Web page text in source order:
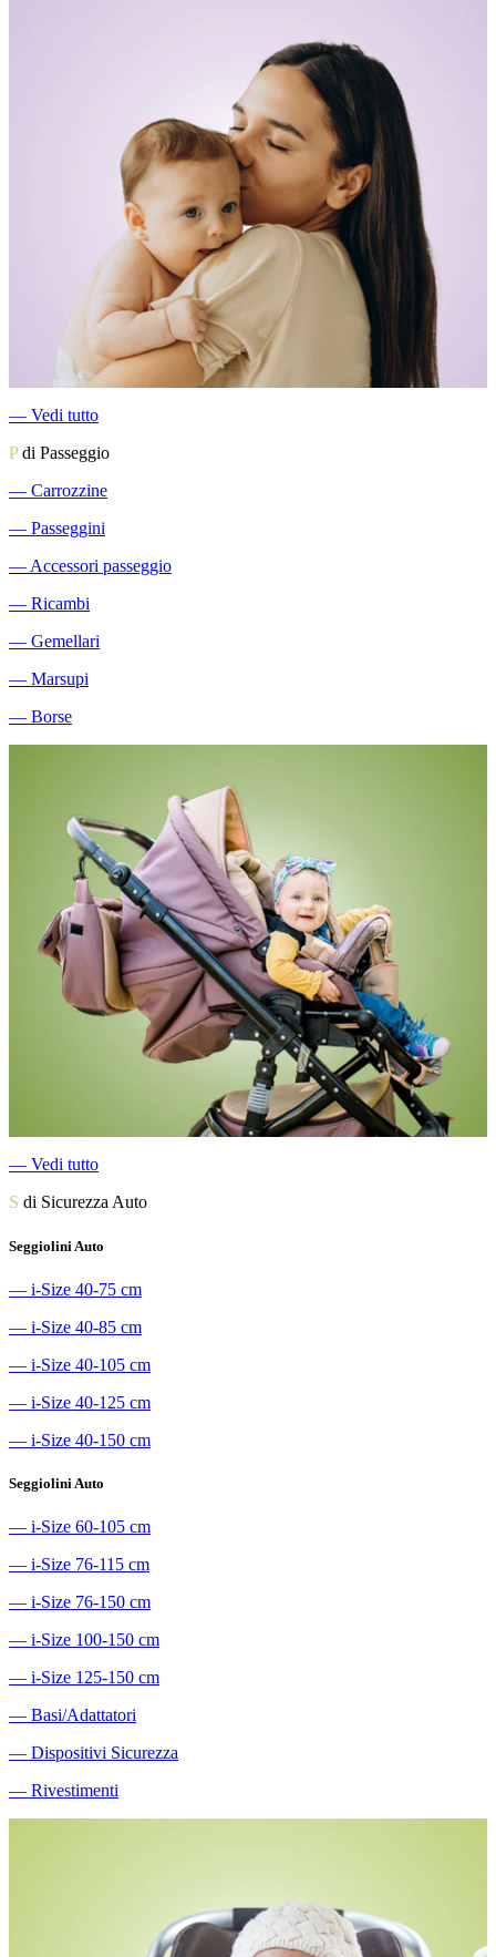
― Vedi tutto
Pdi Passeggio
― Carrozzine
― Passeggini
― Accessori passeggio
― Ricambi
― Gemellari
― Marsupi
― Borse
― Vedi tutto
S di Sicurezza Auto
Seggiolini Auto
― i-Size 40-75 cm
― i-Size 40-85 cm
― i-Size 40-105 cm
― i-Size 40-125 cm
― i-Size 40-150 cm
Seggiolini Auto
― i-Size 60-105 cm
― i-Size 76-115 cm
― i-Size 76-150 cm
― i-Size 100-150 cm
― i-Size 125-150 cm
― Basi/Adattatori
― Dispositivi Sicurezza
― Rivestimenti